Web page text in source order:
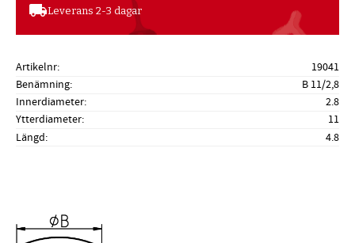
local_shippingLeverans 2-3 dagar
Artikelnr
19041
Benämning
B 11/2,8
Innerdiameter
2.8
Ytterdiameter
11
Längd
4.8